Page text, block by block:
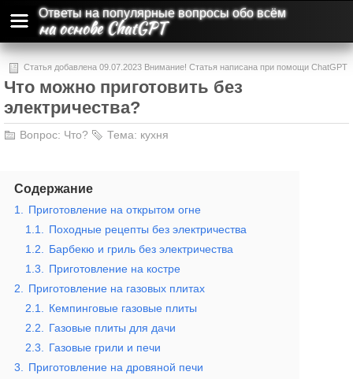
Ответы на популярные вопросы обо всём
на основе ChatGPT
Статья добавлена 09.07.2023 Внимание! Статья написана при помощи ChatGPT
и может содержать ошибки и неточности.
Что можно приготовить без
электричества?
Вопрос: Что? Тема: кухня
Содержание
1.
Приготовление на открытом огне
1.1.
Походные рецепты без электричества
1.2.
Барбекю и гриль без электричества
1.3.
Приготовление на костре
2.
Приготовление на газовых плитах
2.1.
Кемпинговые газовые плиты
2.2.
Газовые плиты для дачи
2.3.
Газовые грили и печи
3.
Приготовление на дровяной печи